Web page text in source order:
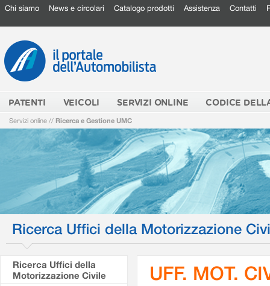
Chi siamo News e circolari Catalogo prodotti Assistenza Contatti
PATENTI VEICOLI SERVIZI ONLINE CODICE
Servizi online // Ricerca e Gestione UMC
Ricerca Uffici della Motorizzazione
Ricerca Uffici della
Motorizzazione Civile
UFF. MOT.